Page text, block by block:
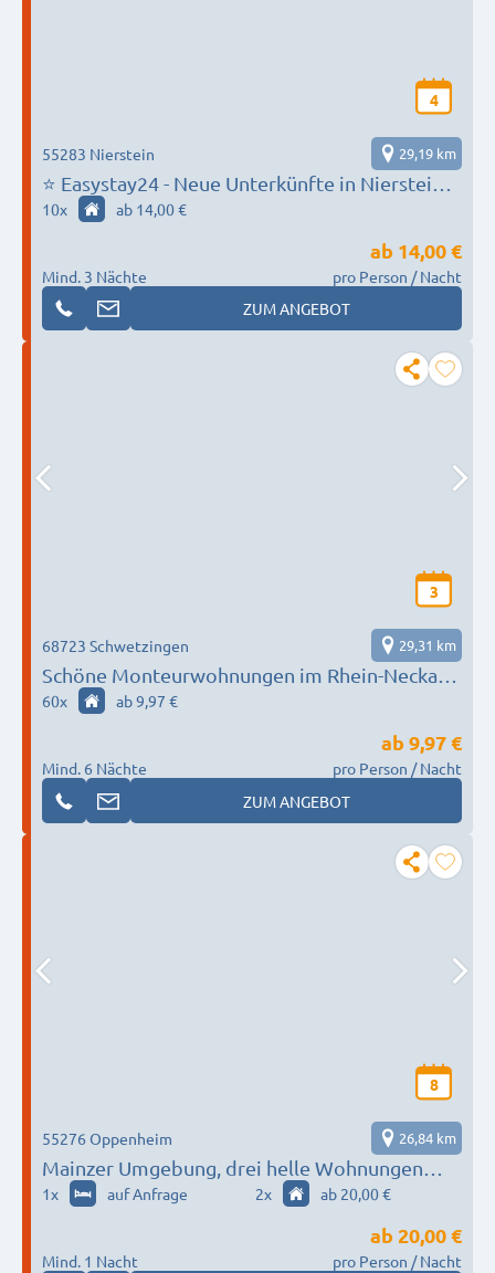
4
⭐ Easystay24 - Neue Unterkünfte in Nierstein
verfügbar!
55283 Nierstein 29,19 km
10x ab 14,00 €
Mind. 3 Nächte
ab 14,00 €
pro Person / Nacht
ZUM ANGEBOT
3
Schöne Monteurwohnungen im Rhein-Neckar-
Kreis
68723 Schwetzingen 29,31 km
60x ab 9,97 €
Mind. 6 Nächte
ab 9,97 €
pro Person / Nacht
ZUM ANGEBOT
8
Mainzer Umgebung, drei helle Wohnungen
Privathaus
55276 Oppenheim 26,84 km
1x auf Anfrage 2x ab 20,00 €
Mind. 1 Nacht
ab 20,00 €
pro Person / Nacht